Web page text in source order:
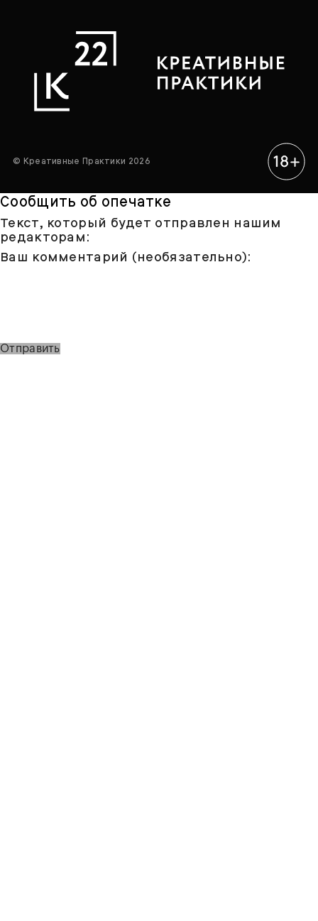
© Креативные Практики 2026
Сообщить об опечатке
Текст, который будет отправлен нашим
редакторам:
Ваш комментарий (необязательно):
Отправить